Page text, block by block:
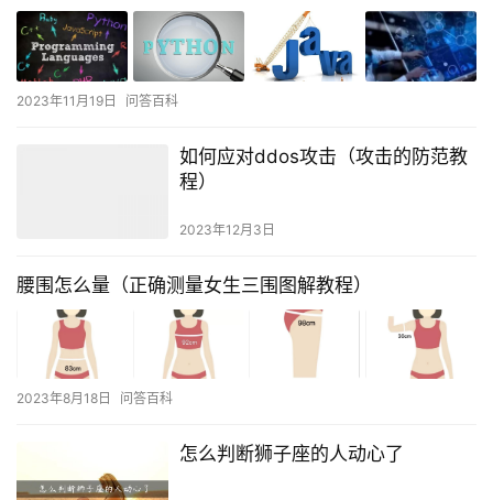
2023年11月19日 问答百科
如何应对ddos攻击（攻击的防范教
程）
2023年12月3日
腰围怎么量（正确测量女生三围图解教程）
2023年8月18日 问答百科
怎么判断狮子座的人动心了